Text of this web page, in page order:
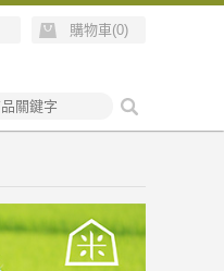
購物車(0)